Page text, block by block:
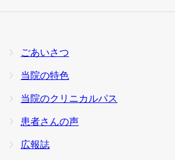
ごあいさつ
当院の特色
当院のクリニカルパス
患者さんの声
広報誌